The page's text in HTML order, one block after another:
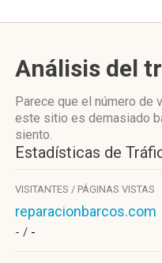
Análisis del
Parece que el número de
este sitio es demasiado
siento.
Estadísticas de
VISITANTES / PÁGINAS VISTAS
reparacionbarcos.com
- / -